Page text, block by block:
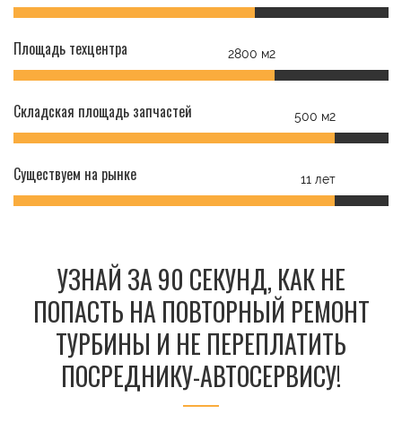
Площадь техцентра 2800 м2
Складская площадь запчастей 500 м2
Существуем на рынке 11 лет
УЗНАЙ ЗА 90 СЕКУНД, КАК НЕ
ПОПАСТЬ НА ПОВТОРНЫЙ РЕМОНТ
ТУРБИНЫ И НЕ ПЕРЕПЛАТИТЬ
ПОСРЕДНИКУ-АВТОСЕРВИСУ!